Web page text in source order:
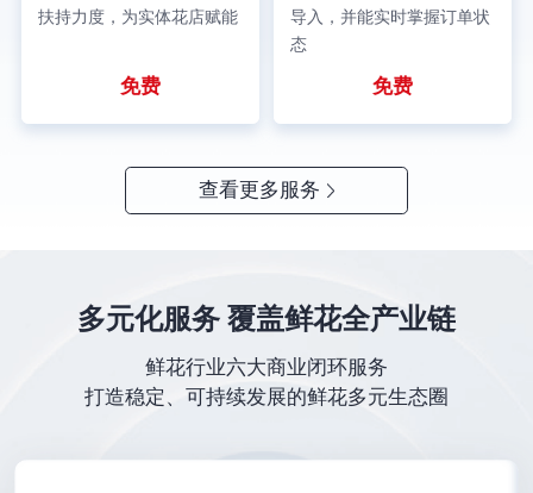
扶持力度，为实体花店赋能
免费
导入，并能实时掌握订单状
态
免费
查看更多服务
多元化服务 覆盖鲜花全产业链
鲜花行业六大商业闭环服务
打造稳定、可持续发展的鲜花多元生态圈